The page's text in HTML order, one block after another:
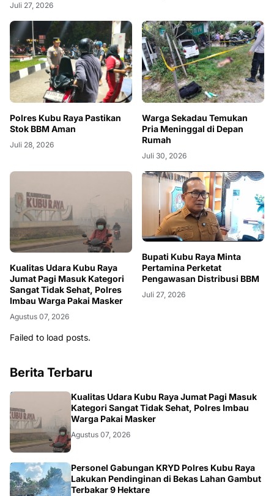
Juli 27, 2026
Polres Kubu Raya Pastikan
Stok BBM Aman
Juli 28, 2026
Warga Sekadau Temukan
Pria Meninggal di Depan
Rumah
Juli 30, 2026
Kualitas Udara Kubu Raya
Jumat Pagi Masuk Kategori
Sangat Tidak Sehat, Polres
Imbau Warga Pakai Masker
Agustus 07, 2026
Bupati Kubu Raya Minta
Pertamina Perketat
Pengawasan Distribusi BBM
Juli 27, 2026
Failed to load posts.
Berita Terbaru
KALBAR
Kualitas Udara Kubu Raya Jumat Pagi Masuk
Kategori Sangat Tidak Sehat, Polres Imbau
Warga Pakai Masker
Agustus 07, 2026
KALBAR
Personel Gabungan KRYD Polres Kubu Raya
Lakukan Pendinginan di Bekas Lahan Gambut
Terbakar 9 Hektare